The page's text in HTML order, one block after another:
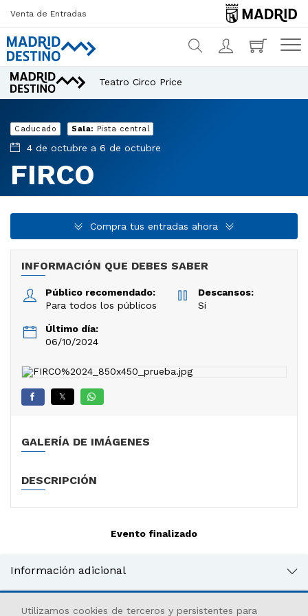
Venta de Entradas
¿Qué estás buscando?
Teatro Circo Price
Caducado Sala: Pista central
4 de octubre a 6 de octubre
FIRCO
Compra tus entradas ahora
INFORMACIÓN QUE DEBES SABER
Público recomendado:
Para todos los públicos
Descansos:
Si
Último día:
06/10/2024
𝕏
DESCRIPCIÓN
GALERÍA DE IMÁGENES
Evento finalizado
Información adicional
Utilizamos cookies de terceros y persistentes para